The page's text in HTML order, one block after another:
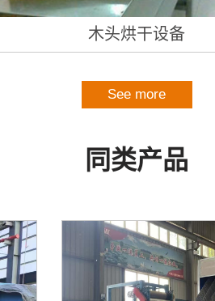
木头烘干设备
See more
同类产品